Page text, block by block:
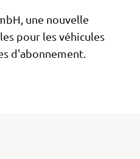
une nouvelle
pour les véhicules
d'abonnement.